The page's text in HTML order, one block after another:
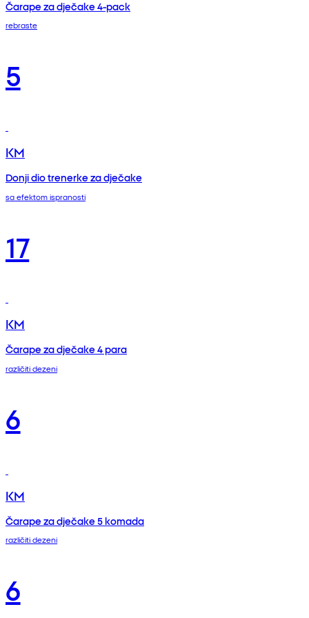
Čarape za dječake 4-pack
rebraste
5
KM
Donji dio trenerke za dječake
sa efektom ispranosti
17
KM
Čarape za dječake 4 para
različiti dezeni
6
KM
Čarape za dječake 5 komada
različiti dezeni
6